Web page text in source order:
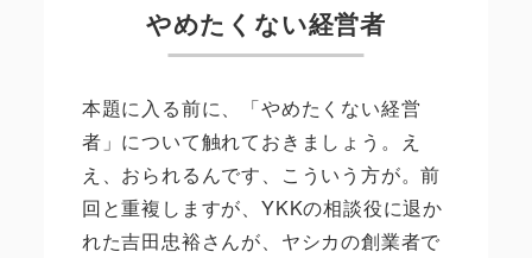
やめたくない経営者
本題に入る前に、「やめたくない経営
者」について触れておきましょう。え
え、おられるんです、こういう方が。前
回と重複しますが、YKKの相談役に退か
れた吉田忠裕さんが、ヤシカの創業者で